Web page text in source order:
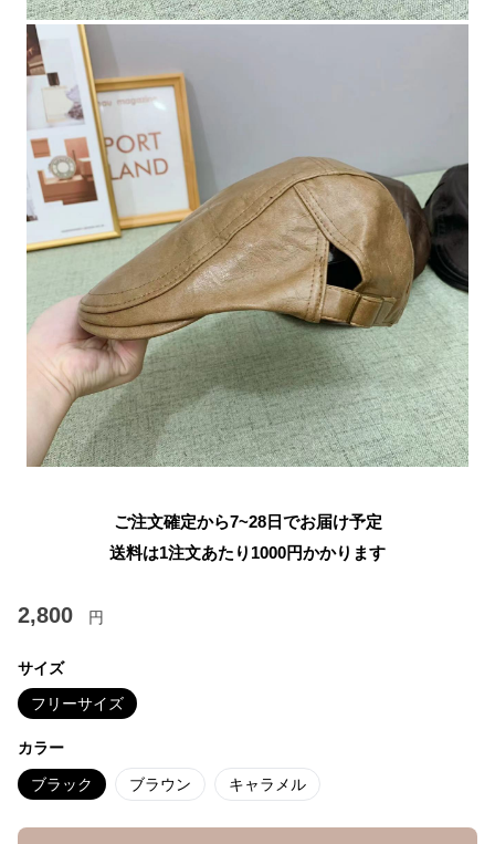
ご注文確定から7~28日でお届け予定
送料は1注文あたり 1000円かかります
2,800 円
サイズ
フリーサイズ
カラー
ブラック ブラウン キャラメル